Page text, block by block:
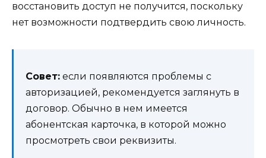
восстановить доступ не получится, поскольку
нет возможности подтвердить свою личность.
Совет: если появляются проблемы с
авторизацией, рекомендуется заглянуть в
договор. Обычно в нем имеется
абонентская карточка, в которой можно
просмотреть свои реквизиты.